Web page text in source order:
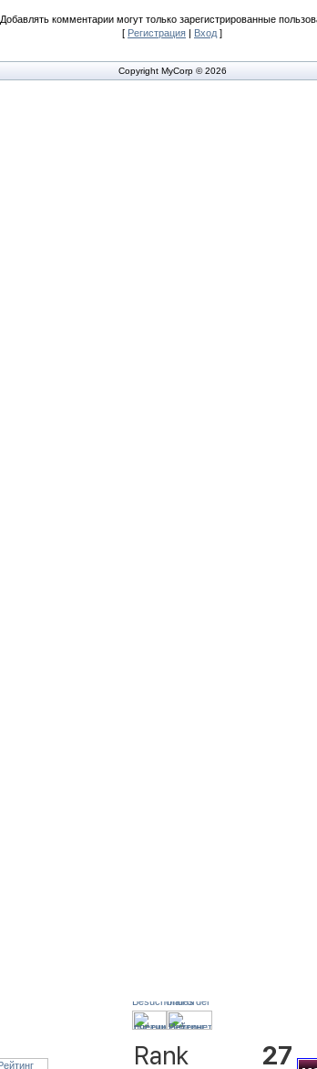
Добавлять комментарии могут только зарегистрированные
[ Регистрация | Вход ]
Copyright MyCorp © 2026